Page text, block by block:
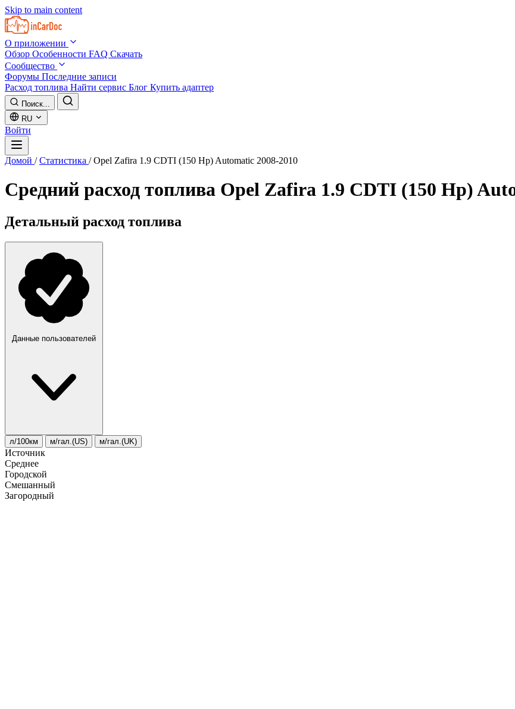
Skip to main content
О приложении
Обзор Особенности FAQ Скачать
Сообщество
Форумы Последние записи
Расход топлива Найти сервис Блог Купить адаптер
Поиск...
RU
Войти
Домой / Статистика / Opel Zafira 1.9 CDTI (150 Hp) Automatic 2008-2010
Средний расход топлива Opel Zafira 1.9 CDTI (150 Hp)
Детальный расход топлива
Данные пользователей
л/100км м/гал.(US) м/гал.(UK)
Источник
Среднее
Городской
Смешанный
Загородный